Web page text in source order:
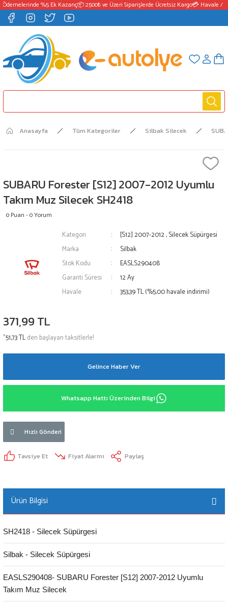
%5 Ek Kazanç📦 2500₺ ve Üzeri Siparişlerde Ücretsiz Kargo💳 Havale /
Anasayfa Tüm Kategoriler Silbak Silecek
SUBARU Forester [S12] 2007-2012 Uyumlu
Takım Muz Silecek SH2418
0 Puan - 0 Yorum
Kategori [S12] 2007-2012,Silecek Süpürgesi
Marka
Silbak
Stok Kodu
EASLS290408
Garanti Süresi
12 Ay
Havale
353,39 TL (%5,00 havale indirimi)
371,99 TL
*51,73 TLden başlayan taksitlerle!
Gelince Haber Ver
Whatsapp Hattı Üzerinden Bilgi
Hızlı Gönderi
Tavsiye Et Fiyat Alarmı Paylaş
Ürün Bilgisi
SH2418 - Silecek Süpürgesi
Silbak - Silecek Süpürgesi
EASLS290408- SUBARU Forester [S12] 2007-2012 Uyumlu
Takım Muz Silecek